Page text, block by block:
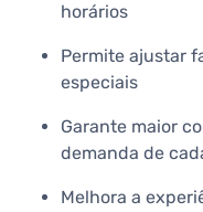
horários
Permite ajustar
especiais
Garante maior
demanda de
Melhora a